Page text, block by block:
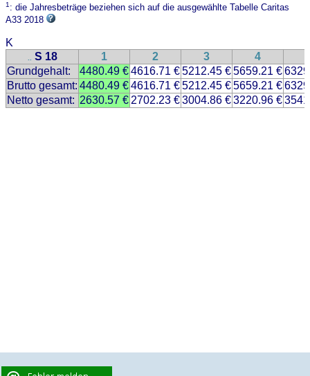
1: die Jahresbeträge beziehen sich auf die ausgewählte Tabelle Caritas
A33 2018
K
.. S 18 1 2 3 4
Grundgehalt:
4480.49 €4616.71 €5212.45 €5659.21 €
Brutto gesamt: 4480.49 €4616.71 €5212.45 €5659.21 €
Netto gesamt: 2630.57 € 2702.23 €3004.86 €3220.96 €